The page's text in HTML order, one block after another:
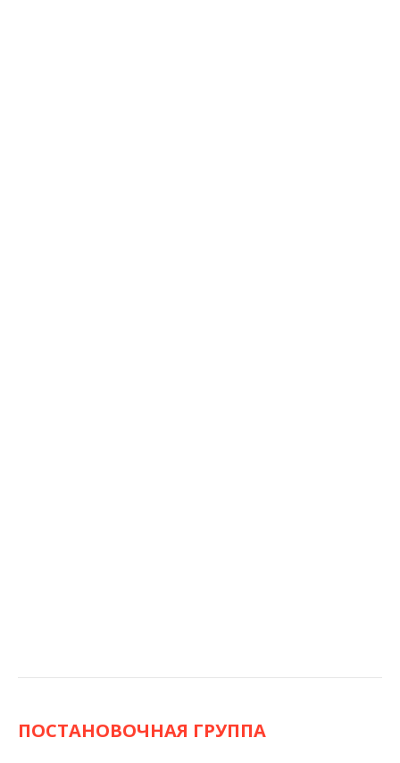
ПОСТАНОВОЧНАЯ ГРУППА